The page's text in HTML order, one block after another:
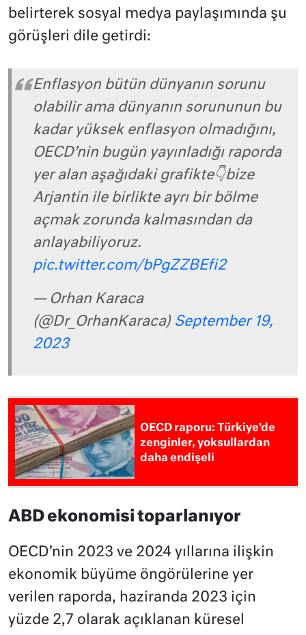
belirterek sosyal medya paylaşımında şu
görüşleri dile getirdi:
Enflasyon bütün dünyanın sorunu
olabilir ama dünyanın sorununun bu
kadar yüksek enflasyon olmadığını,
OECD’nin bugün yayınladığı raporda
yer alan aşağıdaki grafikte👇bize
Arjantin ile birlikte ayrı bir bölme
açmak zorunda kalmasından da
anlayabiliyoruz.
pic.twitter.com/bPgZZBEfi2
— Orhan Karaca
(@Dr_OrhanKaraca) September 19,
2023
OECD raporu: Türkiye’de
zenginler, yoksullardan
daha endişeli
ABD ekonomisi toparlanıyor
OECD’nin 2023 ve 2024 yıllarına ilişkin
ekonomik büyüme öngörülerine yer
verilen raporda, haziranda 2023 için
yüzde 2,7 olarak açıklanan küresel